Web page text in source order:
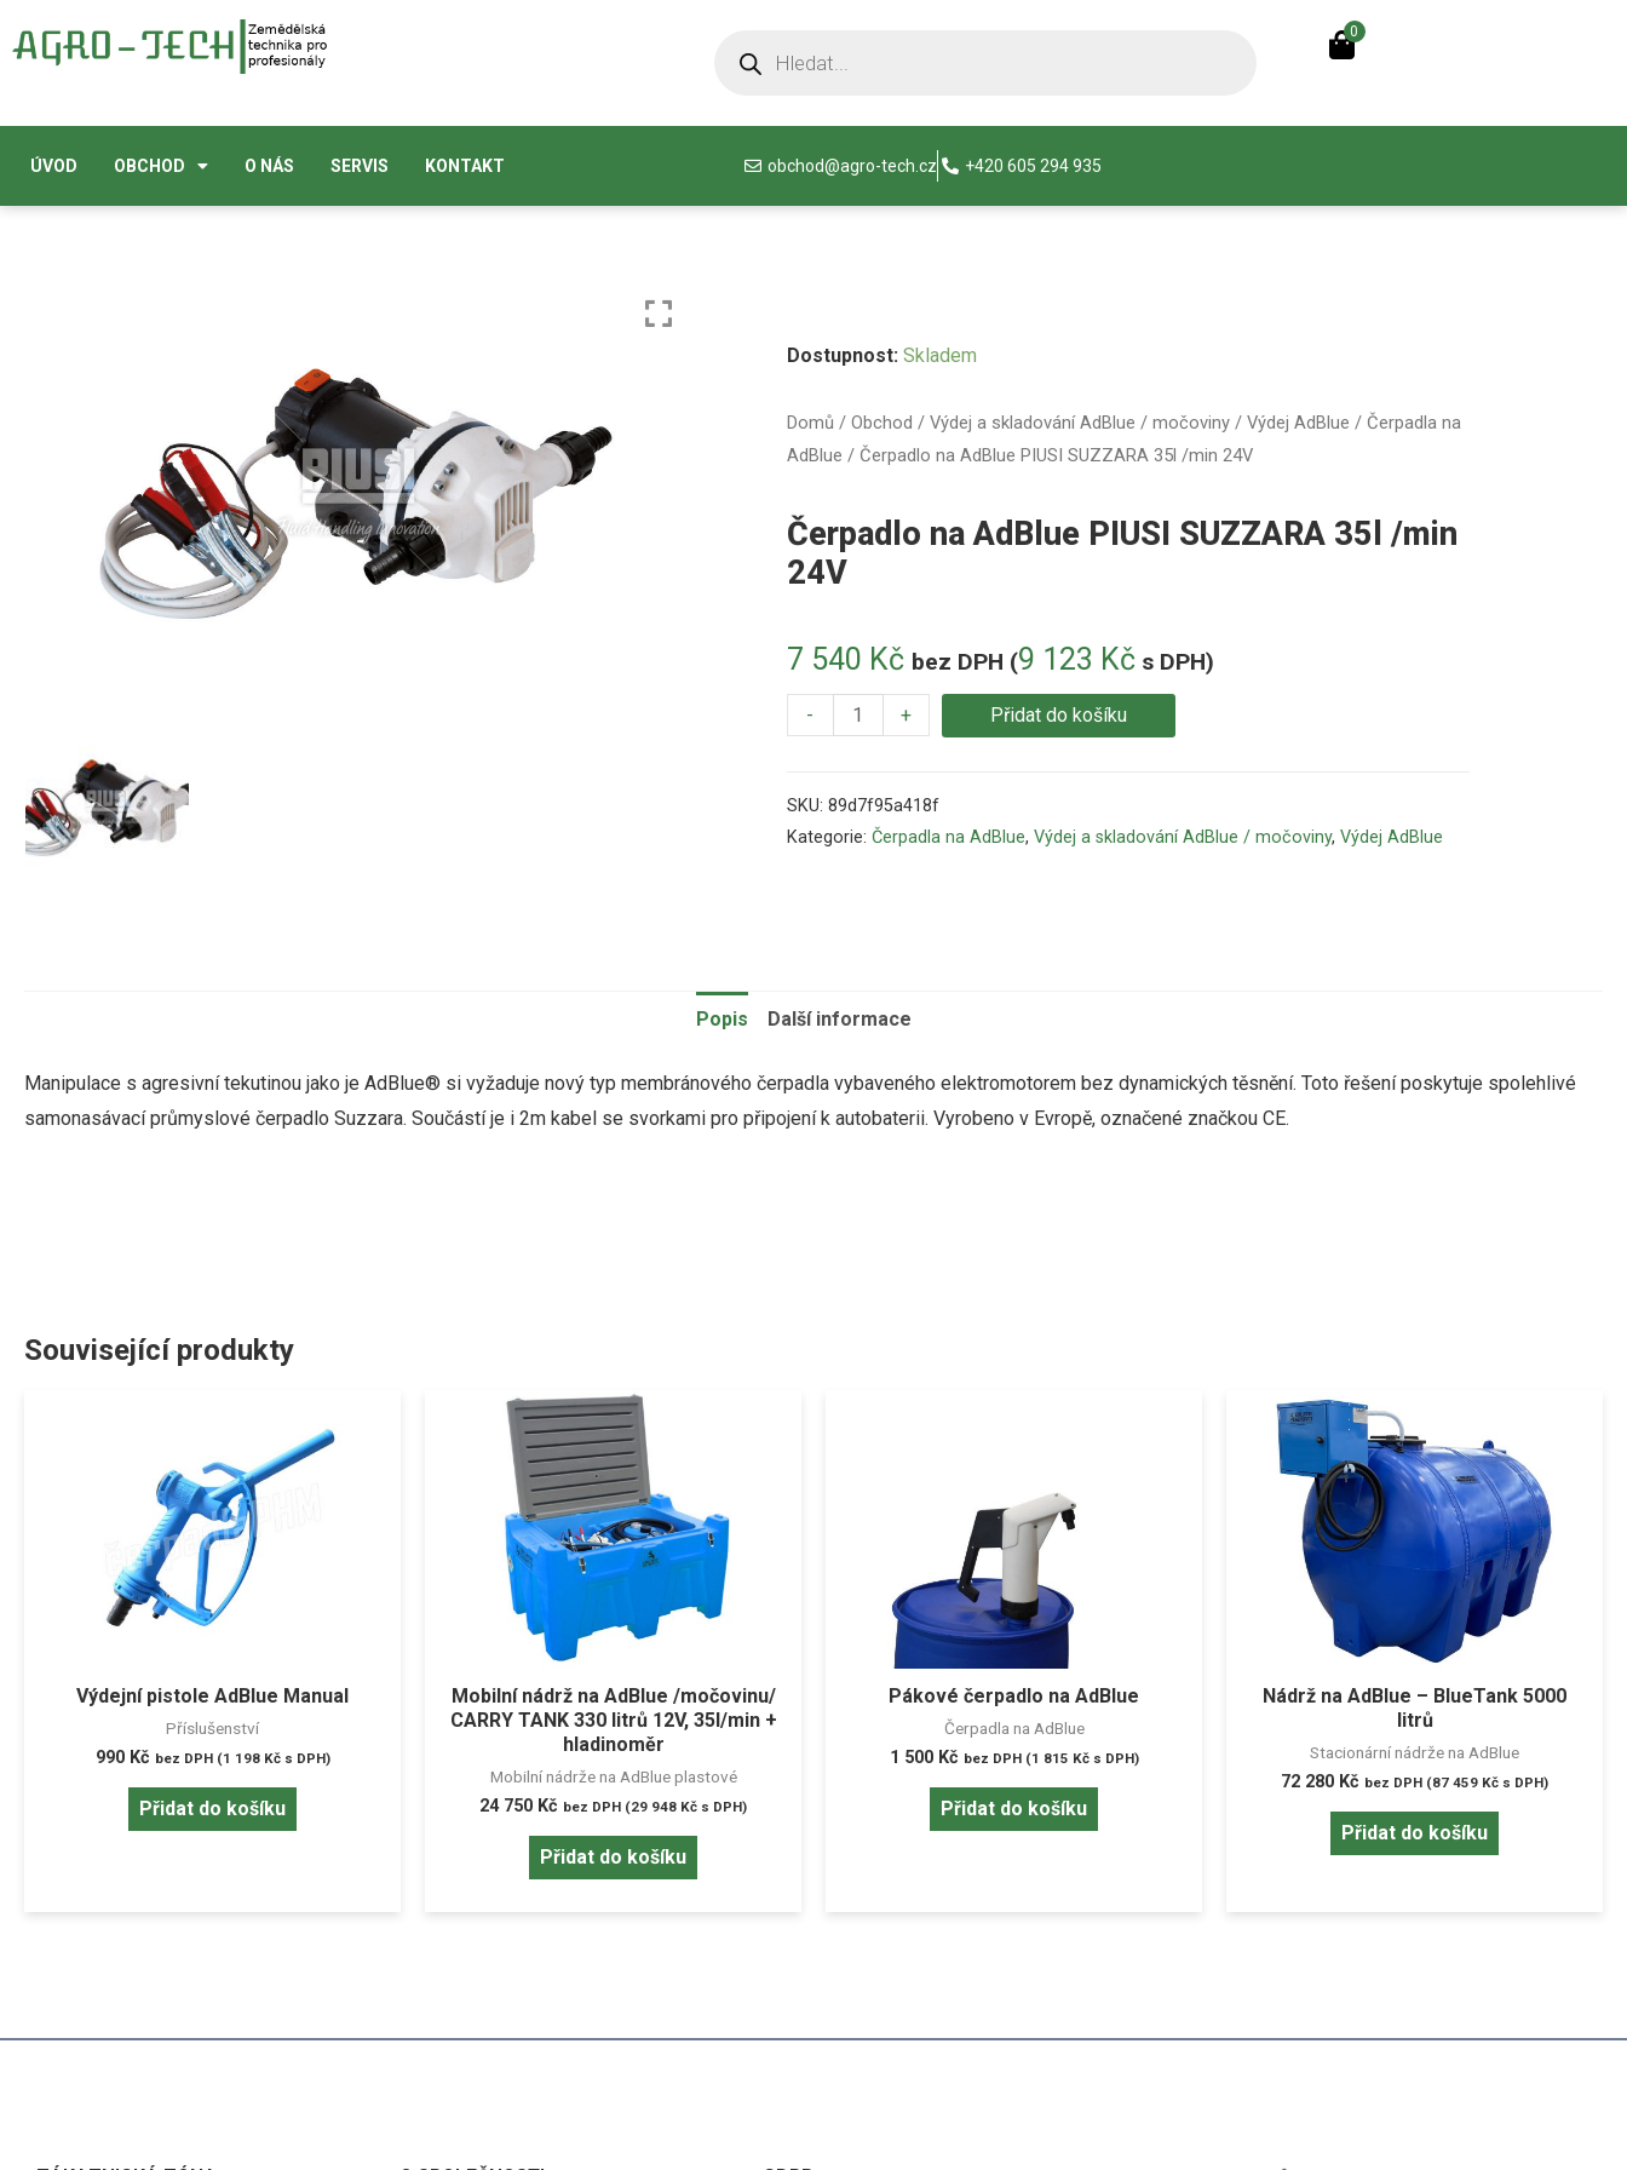
0
ÚVOD OBCHOD O NÁS SERVIS KONTAKT obchod@agro-tech.cz +420 605 294 935
Domů / Obchod / Výdej a skladování AdBlue / močoviny/ Výdej AdBlue / Čerpadla na
AdBlue / Čerpadlo na AdBlue PIUSI SUZZARA 35l /min 24V
Čerpadlo na AdBlue PIUSI SUZZARA 35l /min
24V
7 540 Kč bez DPH (9 123 Kčs DPH)
Dostupnost: Skladem
- + Přidat do košíku
SKU: 89d7f95a418f
Kategorie: Čerpadla na AdBlue, Výdej a skladování AdBlue / močoviny, Výdej AdBlue
Popis Další informace
Manipulace s agresivní tekutinou jako je AdBlue® si vyžaduje nový typ membránového čerpadla vybaveného elektromotorem bez dynamických těsnění. Toto řešení poskytuje spolehlivé
samonasávací průmyslové čerpadlo Suzzara. Součástí je i 2m kabel se svorkami pro připojení k autobaterii. Vyrobeno v Evropě, označené značkou CE.
Související produkty
Výdejní pistole AdBlue Manual
Příslušenství
990 Kč bez DPH (1 198 Kčs DPH)
Přidat do košíku
Mobilní nádrž na AdBlue /močovinu/
CARRY TANK 330 litrů 12V, 35l/min +
hladinoměr
Mobilní nádrže na AdBlue plastové
24 750 Kč bez DPH (29 948 Kč s DPH)
Přidat do košíku
Pákové čerpadlo na AdBlue
Čerpadla na AdBlue
1 500 Kč bez DPH (1 815 Kčs DPH)
Přidat do košíku
Nádrž na AdBlue – BlueTank 5000
litrů
Stacionární nádrže na AdBlue
72 280 Kč bez DPH (87 459 Kč s DPH)
Přidat do košíku